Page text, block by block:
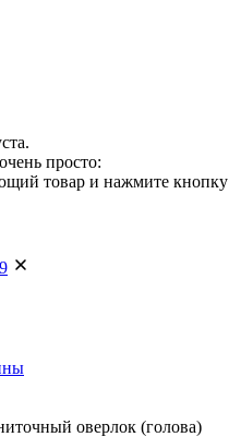
просто:
товар и нажмите кнопку
оверлок (голова)